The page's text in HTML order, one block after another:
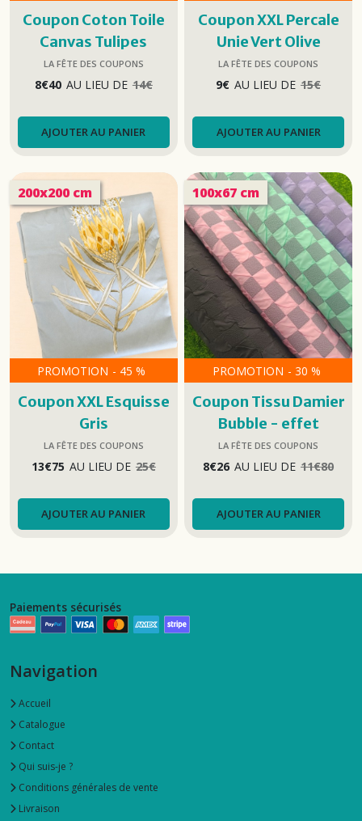
Coupon Coton Toile
Canvas Tulipes
LA FÊTE DES COUPONS
8€40 AU LIEU DE 14€
AJOUTER AU PANIER
Coupon XXL Percale
Unie Vert Olive
LA FÊTE DES COUPONS
9€ AU LIEU DE 15€
AJOUTER AU PANIER
200x200 cm
PROMOTION - 45 %
Coupon XXL Esquisse
Gris
LA FÊTE DES COUPONS
13€75 AU LIEU DE 25€
AJOUTER AU PANIER
100x67 cm
PROMOTION - 30 %
Coupon Tissu Damier
Bubble - effet
matelassé
LA FÊTE DES COUPONS
8€26 AU LIEU DE 11€80
AJOUTER AU PANIER
Paiements sécurisés
Navigation
Accueil
Catalogue
Contact
Qui suis-je ?
Conditions générales de vente
Livraison